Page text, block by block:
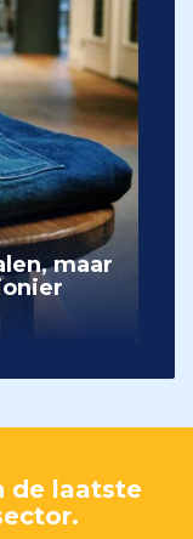
maar
de laatste